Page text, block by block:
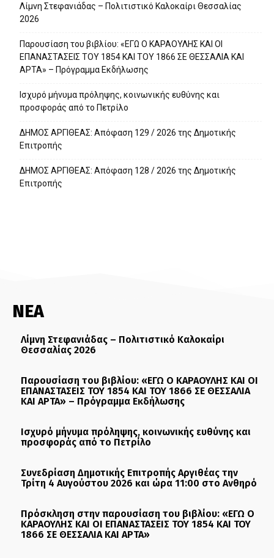
Λίμνη Στεφανιάδας – Πολιτιστικό Καλοκαίρι Θεσσαλίας
2026
Παρουσίαση του βιβλίου: «ΕΓΩ Ο ΚΑΡΑΟΥΛΗΣ ΚΑΙ ΟΙ
ΕΠΑΝΑΣΤΑΣΕΙΣ ΤΟΥ 1854 ΚΑΙ ΤΟΥ 1866 ΣΕ ΘΕΣΣΑΛΙΑ ΚΑΙ
ΑΡΤΑ» – Πρόγραμμα Εκδήλωσης
Ισχυρό μήνυμα πρόληψης, κοινωνικής ευθύνης και
προσφοράς από το Πετρίλο
ΔΗΜΟΣ ΑΡΓΙΘΕΑΣ: Απόφαση 129 / 2026 της Δημοτικής
Επιτροπής
ΔΗΜΟΣ ΑΡΓΙΘΕΑΣ: Απόφαση 128 / 2026 της Δημοτικής
Επιτροπής
ΝΕΑ
Λίμνη Στεφανιάδας – Πολιτιστικό Καλοκαίρι
Θεσσαλίας 2026
Παρουσίαση του βιβλίου: «ΕΓΩ Ο ΚΑΡΑΟΥΛΗΣ ΚΑΙ ΟΙ
ΕΠΑΝΑΣΤΑΣΕΙΣ ΤΟΥ 1854 ΚΑΙ ΤΟΥ 1866 ΣΕ ΘΕΣΣΑΛΙΑ
ΚΑΙ ΑΡΤΑ» – Πρόγραμμα Εκδήλωσης
Ισχυρό μήνυμα πρόληψης, κοινωνικής ευθύνης και
προσφοράς από το Πετρίλο
Συνεδρίαση Δημοτικής Επιτροπής Αργιθέας την
Τρίτη 4 Αυγούστου 2026 και ώρα 11:00 στο Ανθηρό
Πρόσκληση στην παρουσίαση του βιβλίου: «ΕΓΩ Ο
ΚΑΡΑΟΥΛΗΣ ΚΑΙ ΟΙ ΕΠΑΝΑΣΤΑΣΕΙΣ ΤΟΥ 1854 ΚΑΙ ΤΟΥ
1866 ΣΕ ΘΕΣΣΑΛΙΑ ΚΑΙ ΑΡΤΑ»